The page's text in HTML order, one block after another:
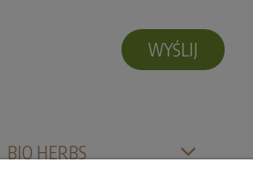
WYŚLIJ
BIO HERBS